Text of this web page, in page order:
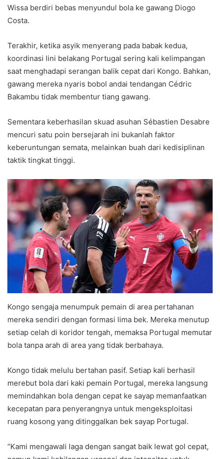
Wissa berdiri bebas menyundul bola ke gawang Diogo
Costa.
Terakhir, ketika asyik menyerang pada babak kedua,
koordinasi lini belakang Portugal sering kali kelimpangan
saat menghadapi serangan balik cepat dari Kongo. Bahkan,
gawang mereka nyaris bobol andai tendangan Cédric
Bakambu tidak membentur tiang gawang.
Sementara keberhasilan skuad asuhan Sébastien Desabre
mencuri satu poin bersejarah ini bukanlah faktor
keberuntungan semata, melainkan buah dari kedisiplinan
taktik tingkat tinggi.
Kongo sengaja menumpuk pemain di area pertahanan
mereka sendiri dengan formasi lima bek. Mereka menutup
setiap celah di koridor tengah, memaksa Portugal memutar
bola tanpa arah di area yang tidak berbahaya.
Kongo tidak melulu bertahan pasif. Setiap kali berhasil
merebut bola dari kaki pemain Portugal, mereka langsung
memindahkan bola dengan cepat ke sayap memanfaatkan
kecepatan para penyerangnya untuk mengeksploitasi
ruang kosong yang ditinggalkan bek sayap Portugal.
“Kami mengawali laga dengan sangat baik lewat gol cepat,